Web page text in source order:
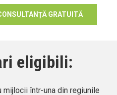
GRATUITĂ
eligibili:
mijlocii într-una din regiunile